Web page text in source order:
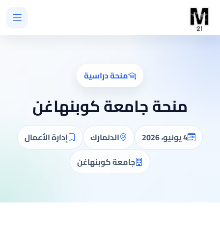
منحة دراسية
منحة جامعة كوبنهاغن
4 يونيو، 2026 الدنمارك
إدارة الأعمال
جامعة كوبنهاغن